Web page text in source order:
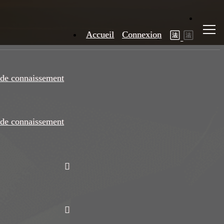
Accueil Connexion
connaissement
connaissement